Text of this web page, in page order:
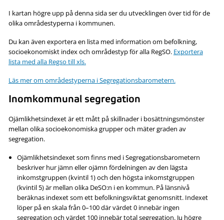
I kartan högre upp på denna sida ser du utvecklingen över tid för de
olika områdestyperna i kommunen.
Du kan även exportera en lista med information om befolkning,
socioekonomiskt index och områdestyp för alla RegSO. Exportera
lista med alla Regso till xls.
Läs mer om områdestyperna i Segregationsbarometern.
Inomkommunal segregation
Ojämlikhetsindexet är ett mått på skillnader i bosättningsmönster
mellan olika socioekonomiska grupper och mäter graden av
segregation.
Ojämlikhetsindexet som finns med i Segregationsbarometern
beskriver hur jämn eller ojämn fördelningen av den lägsta
inkomstgruppen (kvintil 1) och den högsta inkomstgruppen
(kvintil 5) är mellan olika DeSO:n i en kommun. På länsnivå
beräknas indexet som ett befolkningsviktat genomsnitt. Indexet
löper på en skala från 0–100 där värdet 0 innebär ingen
segregation och värdet 100 innebär total segregation. Ju högre